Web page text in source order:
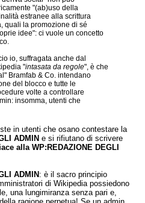
"(ab)uso della
estranee alla scrittura
quali la promozione di sé
idee": ci vuole un concetto
io, suffragata anche dal
"intasata da regole", è che
Bramfab & Co. intendano
del blocco e tutte le
volte a controllare
insomma, utenti che
l'enciclopedia, questa sarebbe
in utenti che osano contestare la
ADMIN e si rifiutano di scrivere
alla WP:REDAZIONE DEGLI
ADMIN : è il sacro principio
di Wikipedia possiedono
una lungimiranza senza pari e,